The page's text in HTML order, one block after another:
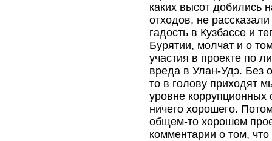
каких высот добились
отходов, не
гадость в Кузбассе и
Бурятии, молчат и о
участия в проекте по
вреда в Улан-Удэ. Без
то в голову приходят
уровне коррупционных
ничего хорошего.
общем-то хорошем
комментарии о том,